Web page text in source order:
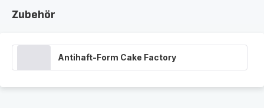
Zubehör
Antihaft-Form Cake Factory